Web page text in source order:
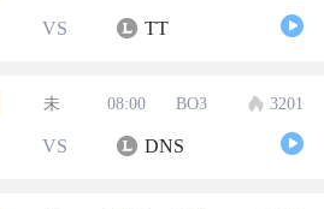
VS TT
未 08:00 BO3 3201
VS DNS